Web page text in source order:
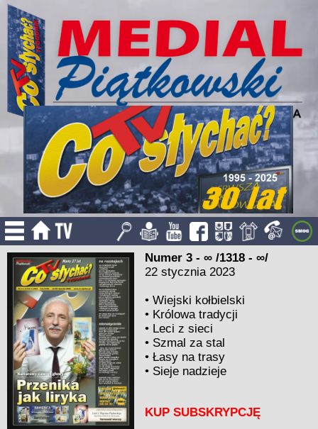
Numer 3 - ∞ /1318 - ∞/
22 stycznia 2023
•Wiejski kołbielski
• Królowa tradycji
• Leci z sieci
• Szmal za stal
•Łasy na trasy
• Sieje nadzieje
KUP SUBSKRYPCJĘ